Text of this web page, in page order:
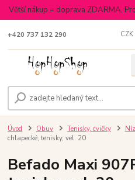
Větší nákup = doprava ZDARMA.
CZK
+420 737 132 290
Úvod Obuv Tenisky, cvičky
chlapecké, tenisky, vel. 20
Befado Maxi